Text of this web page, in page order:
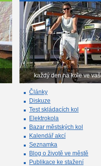
každý den na kole ve
Články
Diskuze
Test skládacích kol
Elektrokola
Bazar městských kol
Kalendář akcí
Seznamka
Blog o životě ve městě
Publikace ke stažení